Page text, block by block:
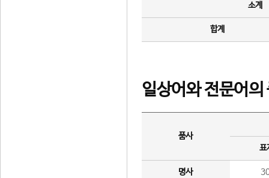
소계
합계
일상어와 전문어의
품사
표
명사